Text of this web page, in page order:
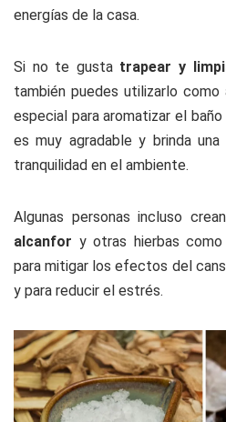
energías de la casa.
Si no te gusta trapear y
también puedes utilizarlo como
especial para aromatizar el
es muy agradable y brinda
tranquilidad en el ambiente.
Algunas personas incluso
alcanfor y otras hierbas
para mitigar los efectos del
y para reducir el estrés.